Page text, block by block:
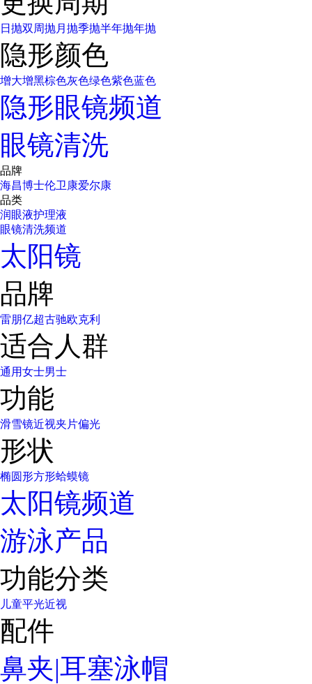
日抛双周抛月抛季抛半年抛年抛
隐形颜色
增大增黑棕色灰色绿色紫色蓝色
隐形眼镜频道
眼镜清洗
品牌
海昌博士伦卫康爱尔康
品类
润眼液护理液
眼镜清洗频道
太阳镜
品牌
雷朋亿超古驰欧克利
适合人群
通用女士男士
功能
滑雪镜近视夹片偏光
形状
椭圆形方形蛤蟆镜
太阳镜频道
游泳产品
功能分类
儿童平光近视
配件
鼻夹|耳塞泳帽